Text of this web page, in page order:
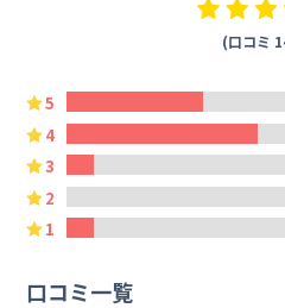
(口コミ
5
4
3
2
1
口コミ一覧